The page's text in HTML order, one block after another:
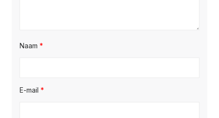
Naam *
E-mail *